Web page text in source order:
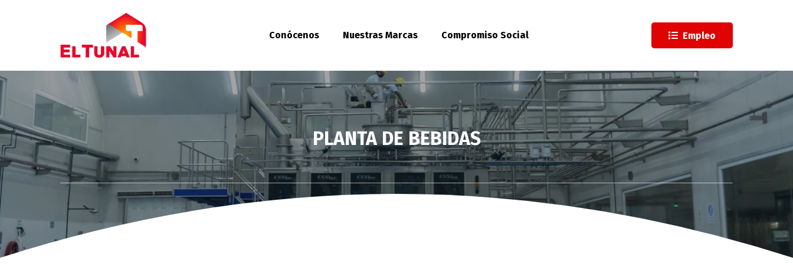
Conócenos Nuestras Marcas Compromiso Social Empleo
PLANTA DE BEBIDAS